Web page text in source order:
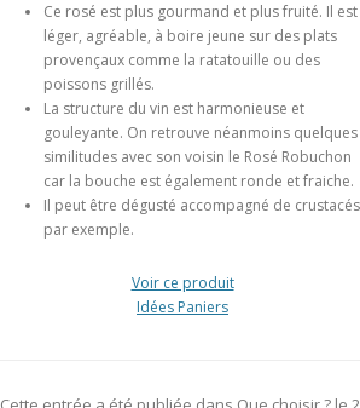
Ce rosé est plus gourmand et plus fruité. Il est
léger, agréable, à boire jeune sur des plats
provençaux comme la ratatouille ou des
poissons grillés.
La structure du vin est harmonieuse et
gouleyante. On retrouve néanmoins quelques
similitudes avec son voisin le Rosé Robuchon
car la bouche est également ronde et fraiche.
Il peut être dégusté accompagné de crustacés
par exemple.
Voir ce produit
Idées Paniers